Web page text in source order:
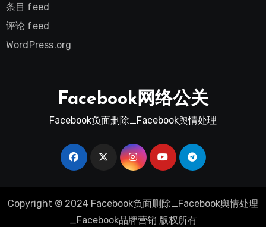
条目 feed
评论 feed
WordPress.org
Facebook网络公关
Facebook负面删除_Facebook舆情处理
Copyright © 2024 Facebook负面删除_Facebook舆情处理
_Facebook品牌营销 版权所有